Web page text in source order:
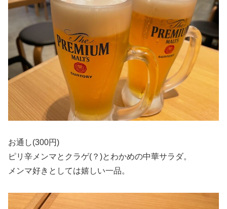
お通し(300円)
ピリ辛メンマとクラゲ(？)とわかめの中華サラダ。
メンマ好きとしては嬉しい一品。